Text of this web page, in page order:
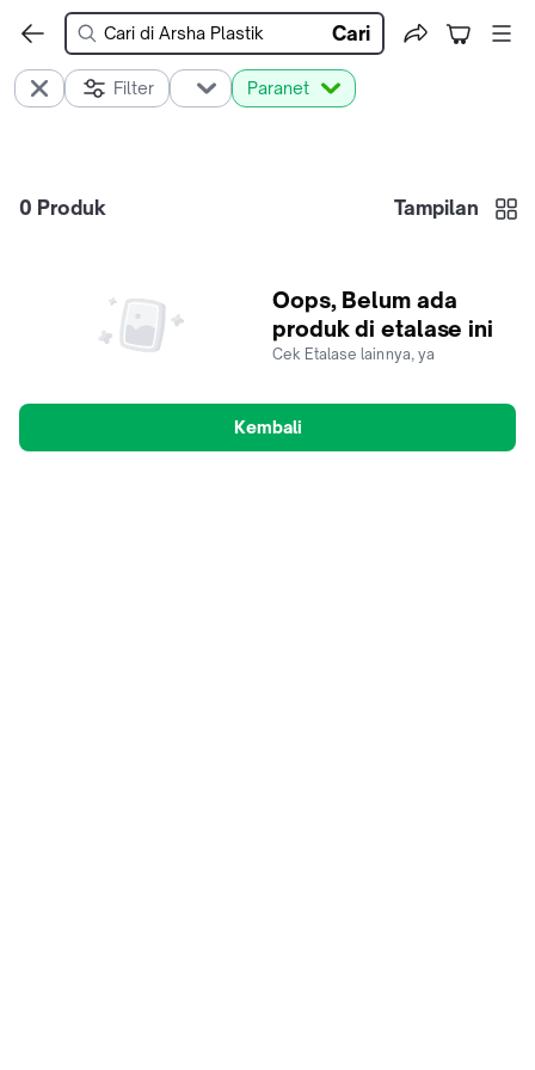
Cari
Filter Paranet
0 Produk Tampilan
Oops, Belum ada
produk di etalase ini
Cek Etalase lainnya, ya
Kembali